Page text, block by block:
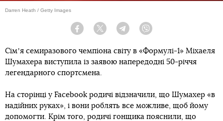
Darren Heath / Getty Images
Facebook Twitter Telegram
Сімʼя семиразового чемпіона світу в «Формулі-1» Міхаеля
Шумахера виступила із заявою напередодні 50-річчя
легендарного спортсмена.
На сторінці у Facebook родичі відзначили, що Шумахер «в
надійних руках», і вони роблять все можливе, щоб йому
допомогти. Крім того, родичі гонщика пояснили, що